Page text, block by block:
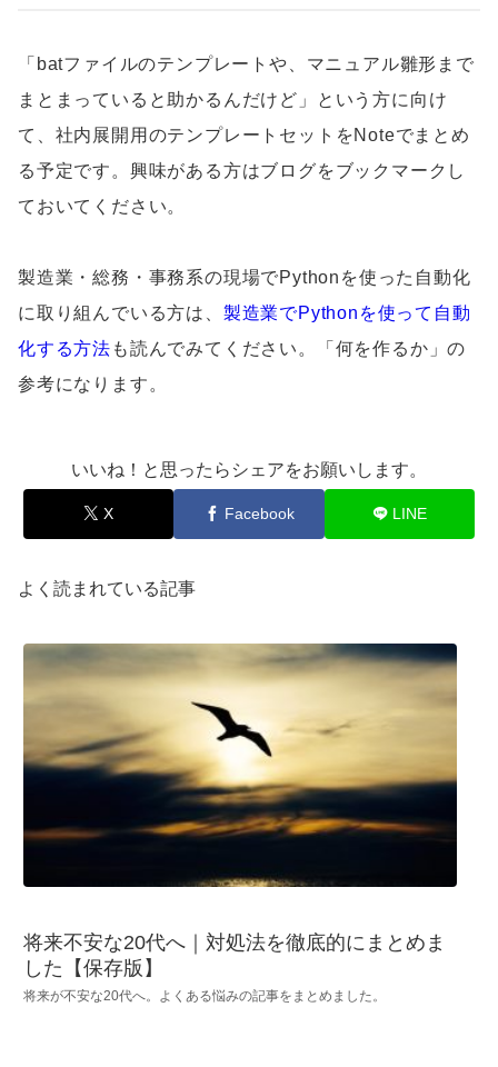
「batファイルのテンプレートや、マニュアル雛形まで
まとまっていると助かるんだけど」という方に向け
て、社内展開用のテンプレートセットをNoteでまとめ
る予定です。興味がある方はブログをブックマークし
ておいてください。
製造業・総務・事務系の現場でPythonを使った自動化
に取り組んでいる方は、 製造業でPythonを使って自動
化する方法 も読んでみてください。「何を作るか」の
参考になります。
いいね！と思ったらシェアをお願いします。
X Facebook LINE
よく読まれている記事
将来不安な20代へ｜対処法を徹底的にまとめま
した【保存版】
将来が不安な20代へ。よくある悩みの記事をまとめました。